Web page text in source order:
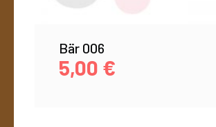
Bär 006
5,00 €